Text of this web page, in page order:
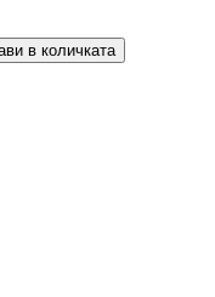
в количката